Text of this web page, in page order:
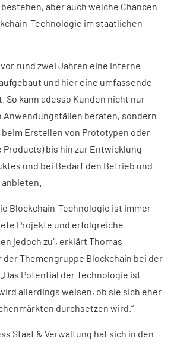
aber auch welche Chancen
Technologie im staatlichen
rund zwei Jahren eine interne
und hier eine umfassende
So kann adesso Kunden nicht nur
Anwendungsfällen beraten, sondern
Erstellen von Prototypen oder
Products) bis hin zur Entwicklung
und bei Bedarf den Betrieb und
Blockchain-Technologie ist immer
Projekte und erfolgreiche
jedoch zu“, erklärt Thomas
Themengruppe Blockchain bei der
Potential der Technologie ist
allerdings weisen, ob sie sich eher
durchsetzen wird.“
Staat & Verwaltung hat sich in den